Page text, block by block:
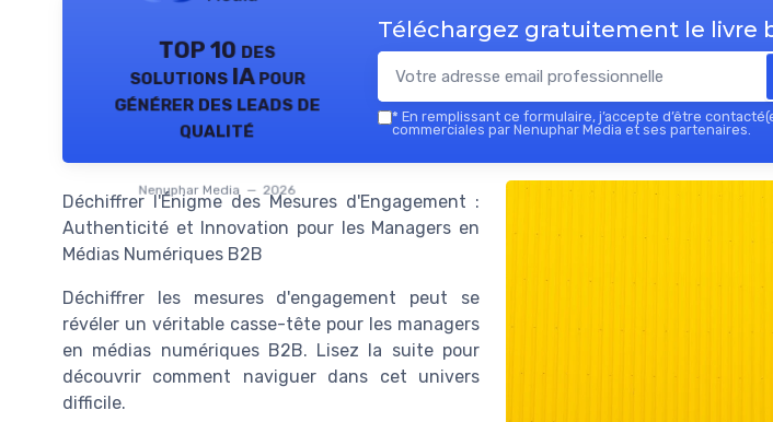
TOP 10 des
solutions IA pour
générer des leads de
qualité
Nenuphar Media — 2026
Téléchargez gratuitement le livre
* En remplissant ce formulaire, j’accepte d’être
commerciales par Nenuphar Media et ses partenaires.
Déchiffrer l'Énigme des Mesures d'Engagement :
Authenticité et Innovation pour les Managers en
Médias Numériques B2B
Déchiffrer les mesures d'engagement peut se
révéler un véritable casse-tête pour les managers
en médias numériques B2B. Lisez la suite pour
découvrir comment naviguer dans cet univers
difficile.